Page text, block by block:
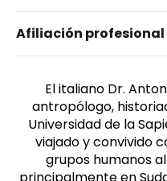
Afiliación profesional
El italiano Dr.
antropólogo,
Universidad de la
viajado y convivido
grupos humanos